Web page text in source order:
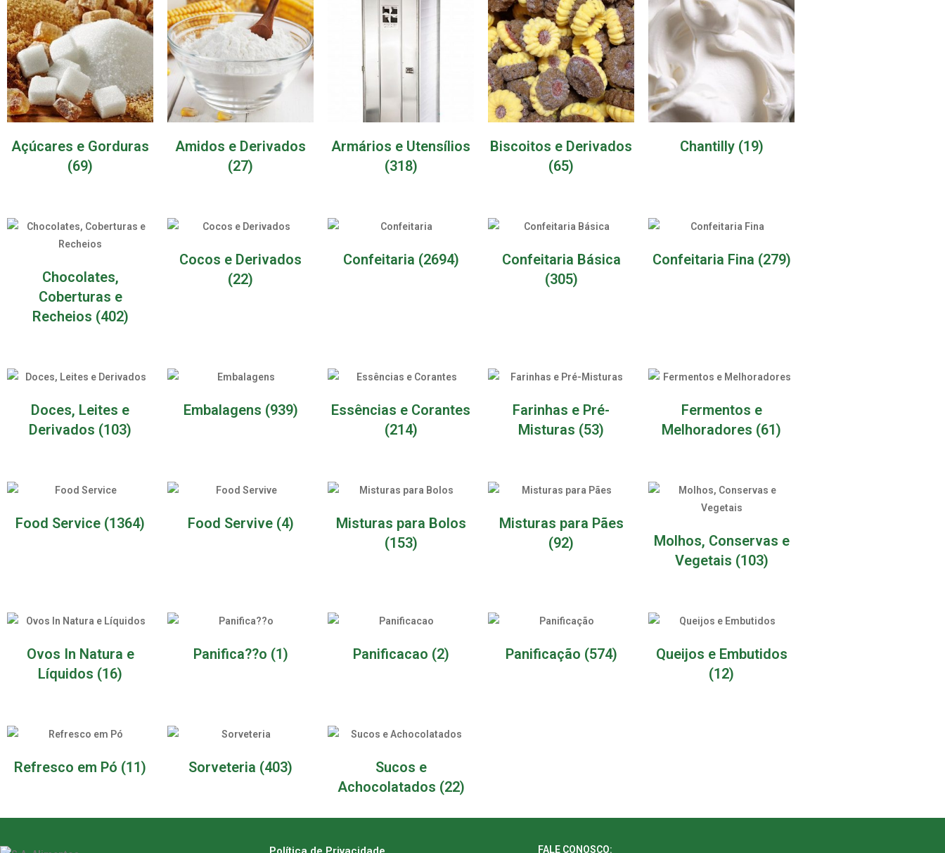
Açúcares e Gorduras
(69)
Amidos e Derivados
(27)
Armários e Utensílios
(318)
Biscoitos e Derivados
(65)
Chantilly (19)
Chocolates,
Coberturas e
Recheios (402)
Cocos e Derivados
(22)
Confeitaria (2694)
Confeitaria Básica
(305)
Confeitaria Fina (279)
Doces, Leites e
Derivados (103)
Embalagens (939)
Essências e Corantes
(214)
Farinhas e Pré-
Misturas (53)
Fermentos e
Melhoradores (61)
Food Service (1364) Food Servive (4)
Misturas para Bolos
(153)
Misturas para Pães
(92)
Molhos, Conservas e
Vegetais (103)
Ovos In Natura e
Líquidos (16)
Panifica??o (1) Panificacao (2) Panificação (574)
Queijos e Embutidos
(12)
Refresco em Pó (11) Sorveteria (403)
Sucos e
Achocolatados (22)
FALE CONOSCO: